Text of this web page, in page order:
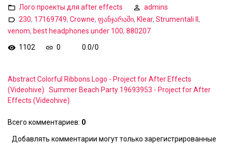
Лого проекты для after effects
admins
230, 17169749, Crowne, ფანჯარაში, Klear, Strumentali II ,
venom, best headphones under 100, 880207
1102
0 0.0/0
Abstract Colorful Ribbons Logo - Project for After Effects
(Videohive)
Summer Beach Party 19693953 - Project for After
Effects (Videohive)
Всего комментариев: 0
Добавлять комментарии могут только зарегистрированные